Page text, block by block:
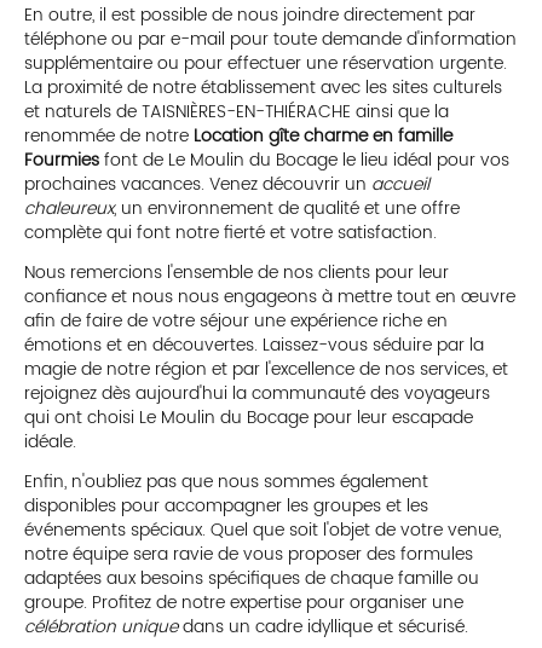
En outre, il est possible de nous joindre directement par
téléphone ou par e-mail pour toute demande d'information
supplémentaire ou pour effectuer une réservation urgente.
La proximité de notre établissement avec les sites culturels
et naturels de TAISNIÈRES-EN-THIÉRACHE ainsi que la
renommée de notre Location gîte charme en famille
Fourmiesfont de Le Moulin du Bocage le lieu idéal pour vos
prochaines vacances. Venez découvrir un accueil
chaleureux, un environnement de qualité et une offre
complète qui font notre fierté et votre satisfaction.
Nous remercions l'ensemble de nos clients pour leur
confiance et nous nous engageons à mettre tout en œuvre
afin de faire de votre séjour une expérience riche en
émotions et en découvertes. Laissez-vous séduire par la
magie de notre région et par l'excellence de nos services, et
rejoignez dès aujourd'hui la communauté des voyageurs
qui ont choisi Le Moulin du Bocage pour leur escapade
idéale.
Enfin, n'oubliez pas que nous sommes également
disponibles pour accompagner les groupes et les
événements spéciaux. Quel que soit l'objet de votre venue,
notre équipe sera ravie de vous proposer des formules
adaptées aux besoins spécifiques de chaque famille ou
groupe. Profitez de notre expertise pour organiser une
célébration uniquedans un cadre idyllique et sécurisé.